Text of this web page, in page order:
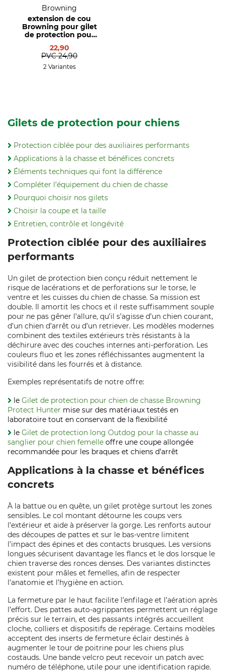
Browning
extension de cou
Browning pour gilet
de protection pour
Protect Hunter
22,90
PVC 24,90
2 Variantes
Gilets de protection pour chiens
Protection ciblée pour des auxiliaires performants
Applications à la chasse et bénéfices concrets
Éléments techniques qui font la différence
Compléter l’équipement du chien de chasse
Pourquoi choisir nos gilets
Choisir la coupe et la taille
Entretien, contrôle et longévité
Protection ciblée pour des auxiliaires
performants
Un gilet de protection bien conçu réduit nettement le
risque de lacérations et de perforations sur le torse, le
ventre et les cuisses du chien de chasse. Sa mission est
double. Il amortit les chocs et il reste suffisamment souple
pour ne pas gêner l’allure, qu’il s’agisse d’un chien courant,
d’un chien d’arrêt ou d’un retriever. Les modèles modernes
combinent des textiles extérieurs très résistants à la
déchirure avec des couches internes anti‑perforation. Les
couleurs fluo et les zones réfléchissantes augmentent la
visibilité dans les fourrés et à distance.
Exemples représentatifs de notre offre:
le Gilet de protection pour chien de chasse Browning
Protect Hunter mise sur des matériaux testés en
laboratoire tout en conservant de la flexibilité
le Gilet de protection long Outdog pour la chasse au
sanglier pour chien femelle offre une coupe allongée
recommandée pour les braques et chiens d’arrêt
Applications à la chasse et bénéfices
concrets
À la battue ou en quête, un gilet protège surtout les zones
sensibles. Le col montant détourne les coups vers
l’extérieur et aide à préserver la gorge. Les renforts autour
des découpes de pattes et sur le bas‑ventre limitent
l’impact des épines et des contacts brusques. Les versions
longues sécurisent davantage les flancs et le dos lorsque le
chien traverse des ronces denses. Des variantes distinctes
existent pour mâles et femelles, afin de respecter
l’anatomie et l’hygiène en action.
La fermeture par le haut facilite l’enfilage et l’aération après
l’effort. Des pattes auto‑agrippantes permettent un réglage
précis sur le terrain, et des passants intégrés accueillent
cloche, colliers et dispositifs de repérage. Certains modèles
acceptent des inserts de fermeture éclair destinés à
augmenter le tour de poitrine pour les chiens plus
costauds. Une bande velcro peut recevoir un patch avec
numéro de téléphone, utile pour une identification rapide.